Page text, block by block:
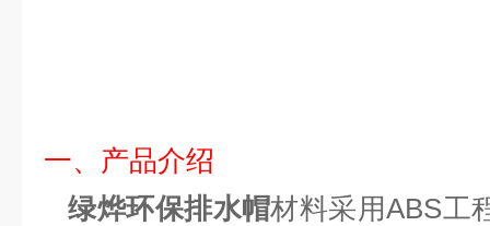
一、产品介绍
绿烨环保排水帽材料采用ABS工